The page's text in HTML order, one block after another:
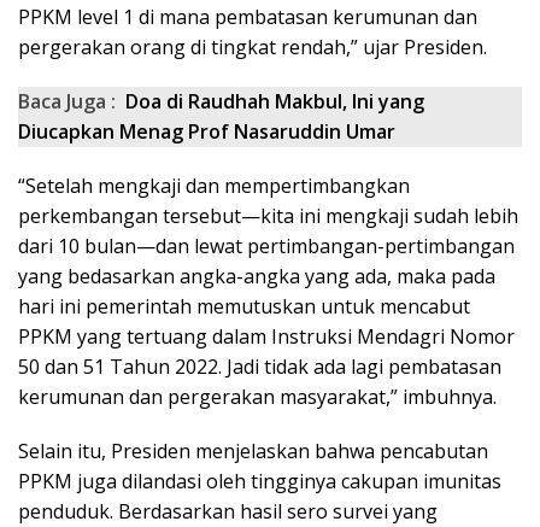
PPKM level 1 di mana pembatasan kerumunan dan
pergerakan orang di tingkat rendah,” ujar Presiden.
Baca Juga : Doa di Raudhah Makbul, Ini yang
Diucapkan Menag Prof Nasaruddin Umar
“Setelah mengkaji dan mempertimbangkan
perkembangan tersebut—kita ini mengkaji sudah lebih
dari 10 bulan—dan lewat pertimbangan-pertimbangan
yang bedasarkan angka-angka yang ada, maka pada
hari ini pemerintah memutuskan untuk mencabut
PPKM yang tertuang dalam Instruksi Mendagri Nomor
50 dan 51 Tahun 2022. Jadi tidak ada lagi pembatasan
kerumunan dan pergerakan masyarakat,” imbuhnya.
Selain itu, Presiden menjelaskan bahwa pencabutan
PPKM juga dilandasi oleh tingginya cakupan imunitas
penduduk. Berdasarkan hasil sero survei yang